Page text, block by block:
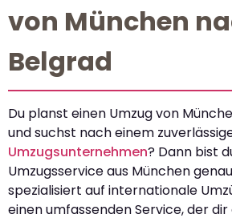
von München
Belgrad
Du planst einen Umzug von
und suchst nach einem
Umzugsunternehmen? Dann bist
Umzugsservice aus München
spezialisiert auf internationale
einen umfassenden Service, der dir